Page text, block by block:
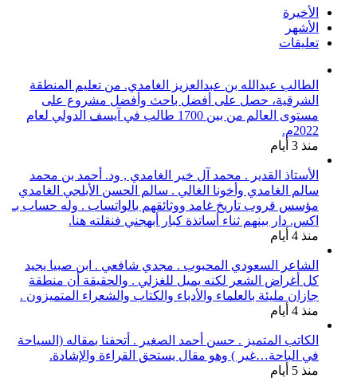
الأخيرة
الأشهر
تعليقات
الطالب عبدالله بن عبدالعزيز الغامدي. من تعليم المنطقة
الشرقية، حصل على أفضل باحث وأفضل مشروع على
مستوى العالم من بين 1700 طالب في آيسف الدولي لعام
2022م.
منذ 3 أيام
الأستاذ القدير . محمد آل خير الغامدي , ود. أحمد بن محمد
سالم الغامدي وأخونا الغالي . سالم الحسن الأبلجي الغامدي
مؤسس قروب تاريخ غامد ووثائقهم بالواتساب . وله حساب بـ
اكس. دار بينهم ثناء أساتذة كبار أبهجني فنقلته هنا.
منذ 4 أيام
الشاعر السعودي المحبوب . مجدي شافعي . ابن صبيا يجيد
كل أغراض الشعر لكنه يميل للغزلي . والحقيقة أن منطقة
جازان مليئة بالعلماء والأدباء والكتاب والشعراء المتميزون .
منذ 4 أيام
الكاتب المتميز . حسن أحمد الصغير . أتحفنا بمقاله (السياحة
في الباحة…غير ) وهو مقال يستحق القراءة والإشادة.
منذ 5 أيام